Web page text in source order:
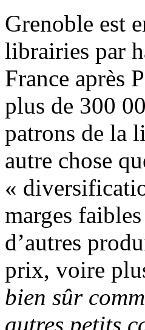
Grenoble est
librairies par
France après
plus de 300
patrons de la
autre chose
«
marges
d’autres
prix, voire
bien sûr
autres petits